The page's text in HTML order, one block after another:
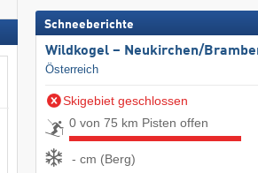
Schneeberichte
Wildkogel – Neukirchen/​
Österreich
Skigebiet geschlossen
0 von 75 km Pisten offen
- cm (Berg)